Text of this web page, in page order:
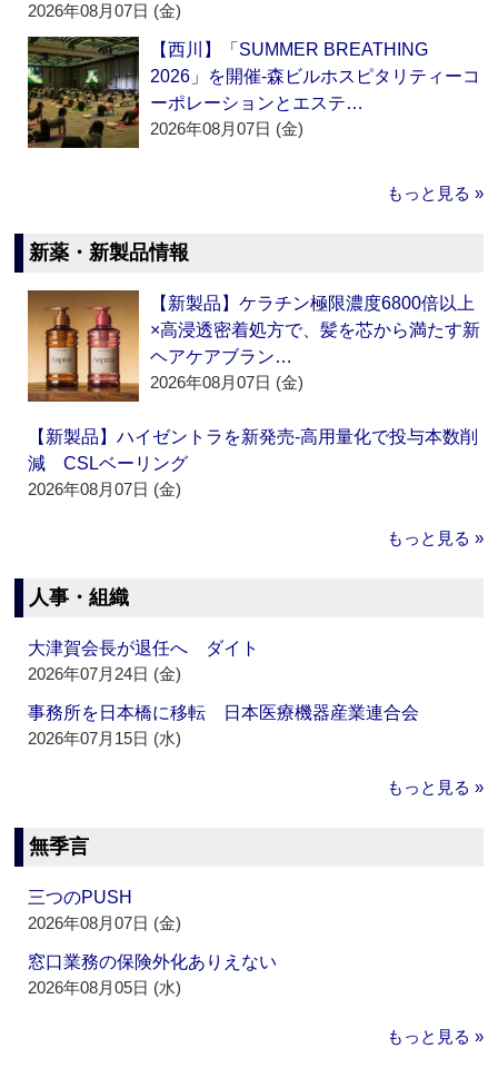
2026年08月07日 (金)
【西川】「SUMMER BREATHING
2026」を開催‐森ビルホスピタリティーコ
ーポレーションとエステ…
2026年08月07日 (金)
もっと見る »
新薬・新製品情報
【新製品】ケラチン極限濃度6800倍以上
×高浸透密着処方で、髪を芯から満たす新
ヘアケアブラン…
2026年08月07日 (金)
【新製品】ハイゼントラを新発売‐高用量化で投与本数削
減 CSLベーリング
2026年08月07日 (金)
もっと見る »
人事・組織
大津賀会長が退任へ ダイト
2026年07月24日 (金)
事務所を日本橋に移転 日本医療機器産業連合会
2026年07月15日 (水)
もっと見る »
無季言
三つのPUSH
2026年08月07日 (金)
窓口業務の保険外化ありえない
2026年08月05日 (水)
もっと見る »